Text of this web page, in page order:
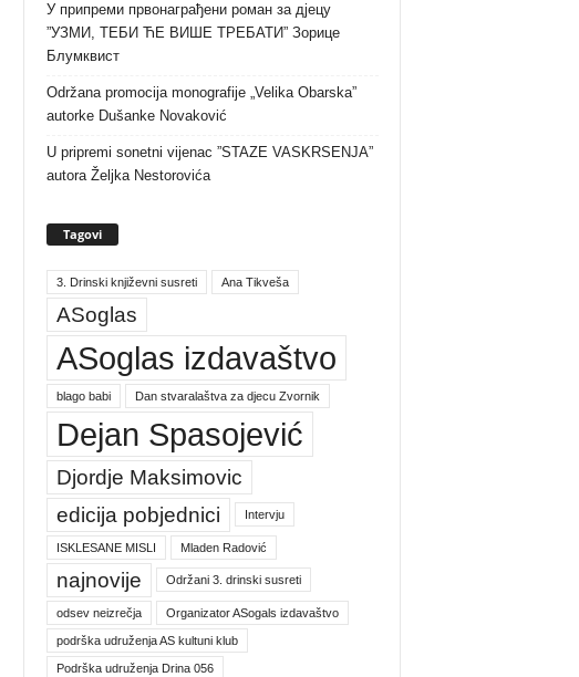
У припреми првонаграђени роман за дјецу
”УЗМИ, ТЕБИ ЋЕ ВИШЕ ТРЕБАТИ” Зорице
Блумквист
Održana promocija monografije „Velika Obarska”
autorke Dušanke Novaković
U pripremi sonetni vijenac ”STAZE VASKRSENJA”
autora Željka Nestorovića
Tagovi
3. Drinski književni susreti Ana Tikveša
ASoglas
ASoglas izdavaštvo
blago babi Dan stvaralaštva za djecu Zvornik
Dejan Spasojević
Djordje Maksimovic
edicija pobjednici
Intervju
ISKLESANE MISLI Mladen Radović
najnovije Održani 3. drinski susreti
odsev neizrečja Organizator ASogals izdavaštvo
podrška udruženja AS kultuni klub
Podrška udruženja Drina 056